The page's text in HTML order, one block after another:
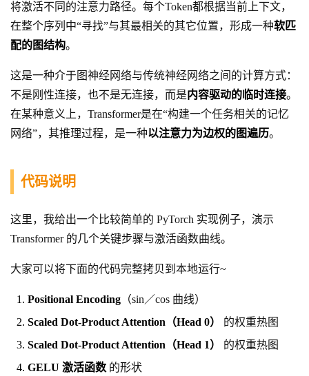
将激活不同的注意力路径。每个Token都根据当前上下文，
在整个序列中“寻找”与其最相关的其它位置，形成一种软匹
配的图结构。
这是一种介于图神经网络与传统神经网络之间的计算方式：
不是刚性连接，也不是无连接，而是内容驱动的临时连接。
在某种意义上，Transformer是在“构建一个任务相关的记忆
网络”，其推理过程，是一种以注意力为边权的图遍历。
代码说明
这里，我给出一个比较简单的 PyTorch 实现例子，演示
Transformer 的几个关键步骤与激活函数曲线。
大家可以将下面的代码完整拷贝到本地运行~
Positional Encoding （sin／cos 曲线）
Scaled Dot-Product Attention（Head 0）
的权重热图
Scaled Dot-Product Attention（Head 1）
的权重热图
GELU 激活函数 的形状